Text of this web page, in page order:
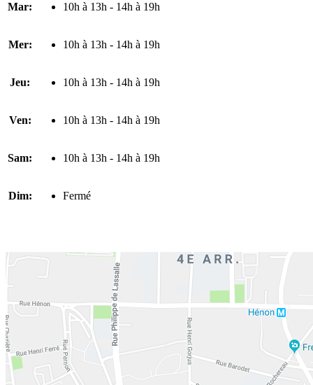
Mar: 10h à 13h - 14h à 19h
Mer: 10h à 13h - 14h à 19h
Jeu: 10h à 13h - 14h à 19h
Ven: 10h à 13h - 14h à 19h
Sam: 10h à 13h - 14h à 19h
Dim: Fermé